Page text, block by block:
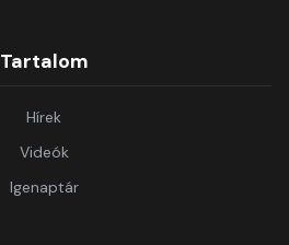
Tartalom
Hírek
Videók
Igenaptár